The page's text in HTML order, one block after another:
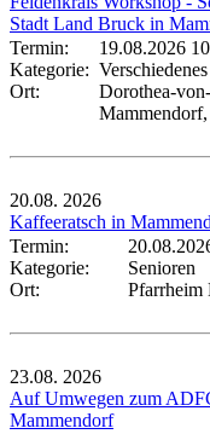
Stadt Land Bruck in
Termin:
19.08.2026
Kategorie: Verschiedenes
Ort:
Dorothea-
20.08. 2026
Kaffeeratsch in
Termin:
Kategorie:
Senioren
Ort:
Pfarrheim
23.08. 2026
Auf Umwegen zum
Mammendorf